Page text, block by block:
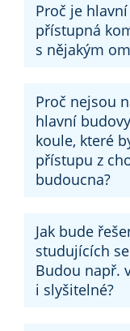
Proč je
přístupná
s nějakým
Proč nejsou
hlavní
koule, které
přístupu z
budoucna?
Jak bude
studujících
Budou např.
i slyšitelné?